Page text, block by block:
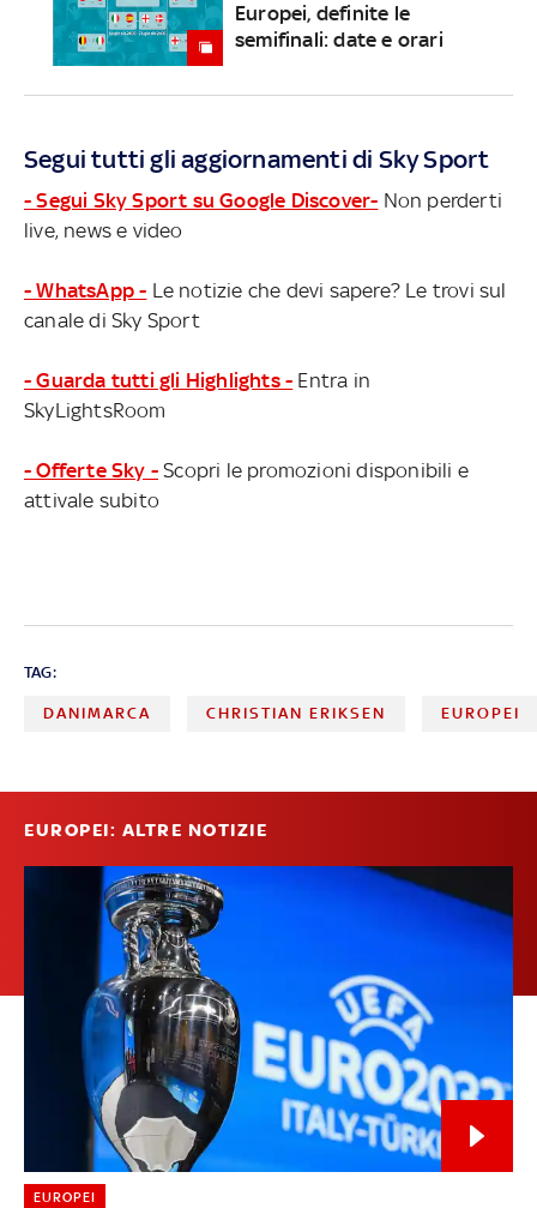
Europei, definite le
semifinali: date e orari
Segui tutti gli aggiornamenti di Sky Sport
- Segui Sky Sport su Google Discover- Non perderti
live, news e video
- WhatsApp - Le notizie che devi sapere? Le trovi sul
canale di Sky Sport
- Guarda tutti gli Highlights - Entra in
SkyLightsRoom
- Offerte Sky - Scopri le promozioni disponibili e
attivale subito
TAG:
DANIMARCA CHRISTIAN ERIKSEN EUROPEI
EUROPEI: ALTRE NOTIZIE
EUROPEI